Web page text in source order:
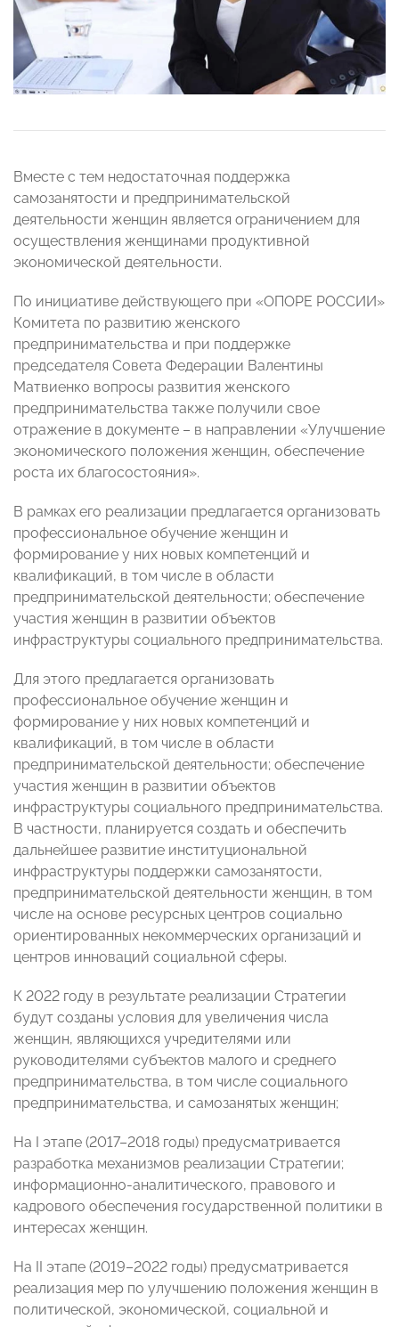
Вместе с тем недостаточная поддержка
самозанятости и предпринимательской
деятельности женщин является ограничением для
осуществления женщинами продуктивной
экономической деятельности.
По инициативе действующего при «ОПОРЕ РОССИИ»
Комитета по развитию женского
предпринимательства и при поддержке
председателя Совета Федерации Валентины
Матвиенко вопросы развития женского
предпринимательства также получили свое
отражение в документе – в направлении «Улучшение
экономического положения женщин, обеспечение
роста их благосостояния».
В рамках его реализации предлагается организовать
профессиональное обучение женщин и
формирование у них новых компетенций и
квалификаций, в том числе в области
предпринимательской деятельности; обеспечение
участия женщин в развитии объектов
инфраструктуры социального предпринимательства.
Для этого предлагается организовать
профессиональное обучение женщин и
формирование у них новых компетенций и
квалификаций, в том числе в области
предпринимательской деятельности; обеспечение
участия женщин в развитии объектов
инфраструктуры социального предпринимательства.
В частности, планируется создать и обеспечить
дальнейшее развитие институциональной
инфраструктуры поддержки самозанятости,
предпринимательской деятельности женщин, в том
числе на основе ресурсных центров социально
ориентированных некоммерческих организаций и
центров инноваций социальной сферы.
К 2022 году в результате реализации Стратегии
будут созданы условия для увеличения числа
женщин, являющихся учредителями или
руководителями субъектов малого и среднего
предпринимательства, в том числе социального
предпринимательства, и самозанятых женщин;
На I этапе (2017–2018 годы) предусматривается
разработка механизмов реализации Стратегии;
информационно-аналитического, правового и
кадрового обеспечения государственной политики в
интересах женщин.
На II этапе (2019–2022 годы) предусматривается
реализация мер по улучшению положения женщин в
политической, экономической, социальной и